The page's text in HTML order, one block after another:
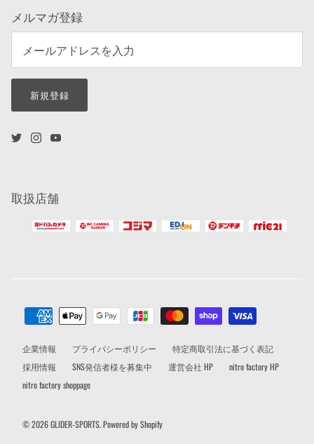
メルマガ登録
新規登録
取扱店舗
企業情報 プライバシーポリシー
特定商取引法に基づく表記
採用情報
SNS発信者様を募集中 運営会社 HP
nitro factory HP
nitro factory shoppage
© 2026GLIDER-SPORTS.Powered by Shopify